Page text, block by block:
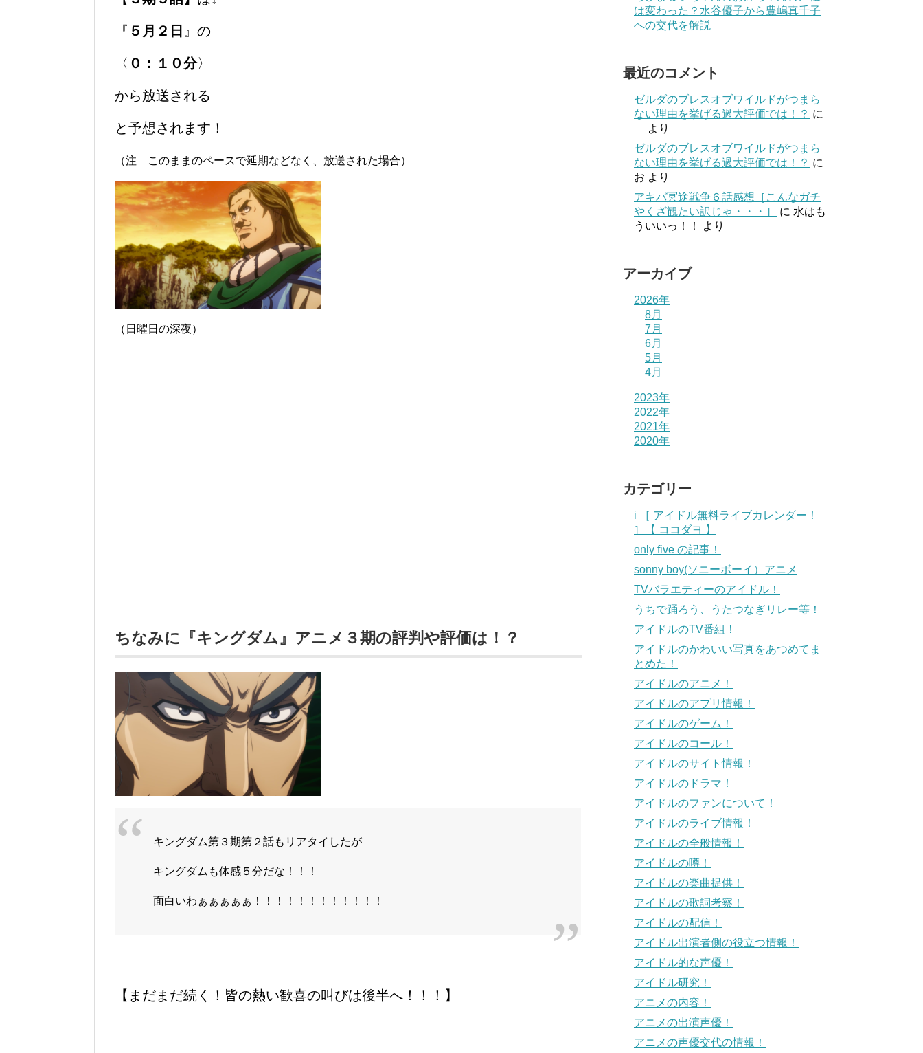
『 ５月２日 』の
〈 ０：１０分〉
から放送される
と予想されます！
（注 このままのペースで延期などなく、放送された場合）
（日曜日の深夜）
ちなみに『キングダム』アニメ３期の評判や評価は！？
キングダム第３期第２話もリアタイしたが
キングダムも体感５分だな！！！
面白いわぁぁぁぁぁ！！！！！！！！！！！！
【まだまだ続く！皆の熱い歓喜の叫びは後半へ！！！】
は変わった？水谷優子から豊嶋真千子
への交代を解説
最近のコメント
ゼルダのブレスオブワイルドがつまら
ない理由を挙げる過大評価では！？ に
より
ゼルダのブレスオブワイルドがつまら
ない理由を挙げる過大評価では！？ に
お より
アキバ冥途戦争６話感想［こんなガチ
やくざ観たい訳じゃ・・・］
に 水はも
ういいっ！！
より
アーカイブ
2026年
8月
7月
6月
5月
4月
2023年
2022年
2021年
2020年
カテゴリー
i ［ アイドル無料ライブカレンダー！
］【 ココダヨ 】
only five の記事！
sonny boy(ソニーボーイ）アニメ
TVバラエティーのアイドル！
うちで踊ろう、うたつなぎリレー等！
アイドルのTV番組！
アイドルのかわいい写真をあつめてま
とめた！
アイドルのアニメ！
アイドルのアプリ情報！
アイドルのゲーム！
アイドルのコール！
アイドルのサイト情報！
アイドルのドラマ！
アイドルのファンについて！
アイドルのライブ情報！
アイドルの全般情報！
アイドルの噂！
アイドルの楽曲提供！
アイドルの歌詞考察！
アイドルの配信！
アイドル出演者側の役立つ情報！
アイドル的な声優！
アイドル研究！
アニメの内容！
アニメの出演声優！
アニメの声優交代の情報！